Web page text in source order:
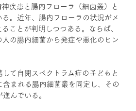
疾患と腸内フローラ（細菌叢）と
。近年、腸内フローラの状況がメ
ことが判明しつつある。ならば、
の腸内細菌から発症や悪化のヒン
て自閉スペクトラム症の子どもと
まれる腸内細菌叢を同定し、その
んでいる。